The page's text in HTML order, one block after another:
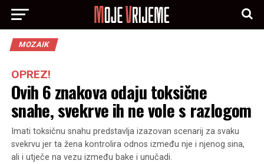
MOZAIK
OPREZ!
Ovih 6 znakova odaju toksične
snahe, svekrve ih ne vole s razlogom
Imati toksičnu snahu predstavlja izazovan scenarij za svaku
svekrvu jer ta žena kontrolira odnos između nje i njenog sina,
ali i utječe na vezu između bake i unučadi.